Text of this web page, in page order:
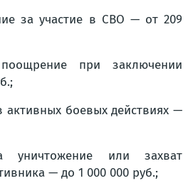
за участие в СВО — от 209
при заключении
активных боевых действиях —
уничтожение или захват
— до 1 000 000 руб.;